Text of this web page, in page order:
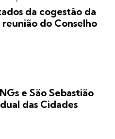
da cogestão da
do Conselho
e São Sebastião
das Cidades